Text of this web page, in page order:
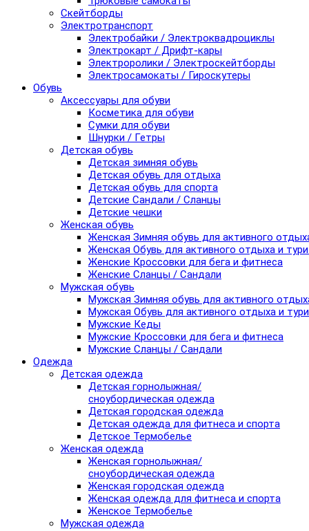
Скейтборды
Электротранспорт
Электробайки / Электроквадроциклы
Электрокарт / Дрифт-кары
Электроролики / Электроскейтборды
Электросамокаты / Гироскутеры
Обувь
Аксессуары для обуви
Косметика для обуви
Сумки для обуви
Шнурки / Гетры
Детская обувь
Детская зимняя обувь
Детская обувь для отдыха
Детская обувь для спорта
Детские Сандали / Сланцы
Детские чешки
Женская обувь
Женская Зимняя обувь для активного
Женская Обувь для активного отдыха и
Женские Кроссовки для бега и фитнеса
Женские Сланцы / Сандали
Мужская обувь
Мужская Зимняя обувь для активного
Мужская Обувь для активного отдыха и
Мужские Кеды
Мужские Кроссовки для бега и фитнеса
Мужские Сланцы / Сандали
Одежда
Детская одежда
Детская горнолыжная/
сноубордическая одежда
Детская городская одежда
Детская одежда для фитнеса и спорта
Детское Термобелье
Женская одежда
Женская горнолыжная/
сноубордическая одежда
Женская городская одежда
Женская одежда для фитнеса и спорта
Женское Термобелье
Мужская одежда